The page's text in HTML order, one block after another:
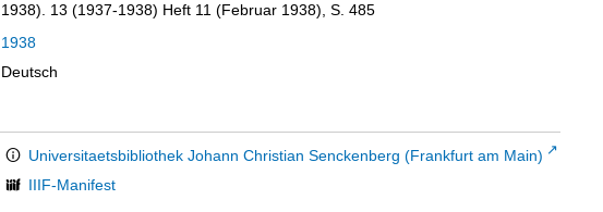
1938). 13 (1937-1938) Heft 11 (Februar 1938), S. 485
1938
Deutsch
Universitaetsbibliothek Johann Christian Senckenberg (Frankfurt am Main)
IIIF-Manifest